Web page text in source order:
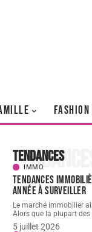
FASHION
Tendances
Tendances
IMMO
Tendances
année à surveiller
Le marché immobilier
Alors que la plupart
5 juillet 2026